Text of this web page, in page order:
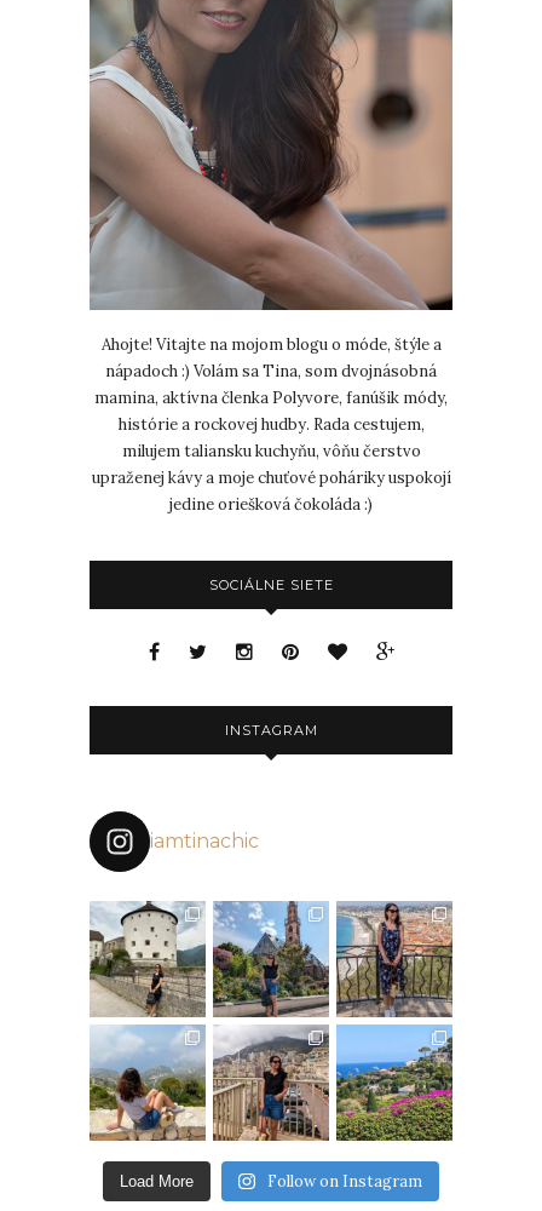
Ahojte! Vitajte na mojom blogu o móde, štýle a
nápadoch :) Volám sa Tina, som dvojnásobná
mamina, aktívna členka Polyvore, fanúšik módy,
histórie a rockovej hudby. Rada cestujem,
milujem taliansku kuchyňu, vôňu čerstvo
upraženej kávy a moje chuťové poháriky uspokojí
jedine oriešková čokoláda :)
SOCIÁLNE SIETE
INSTAGRAM
iamtinachic
Load More Follow on Instagram